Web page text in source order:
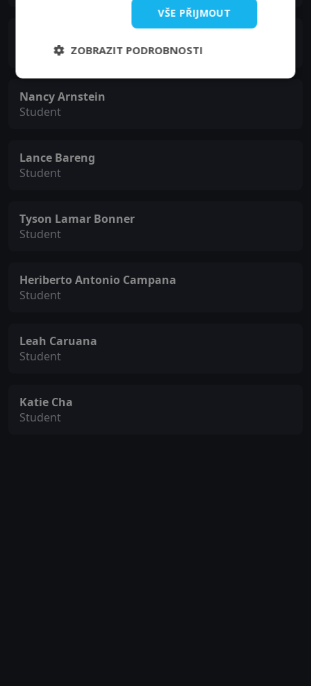
Student
Nancy Arnstein
Student
Lance Bareng
Student
Tyson Lamar Bonner
Student
Heriberto Antonio Campana
Student
Leah Caruana
Student
Katie Cha
Student
VŠE PŘIJMOUT
ZOBRAZIT PODROBNOSTI